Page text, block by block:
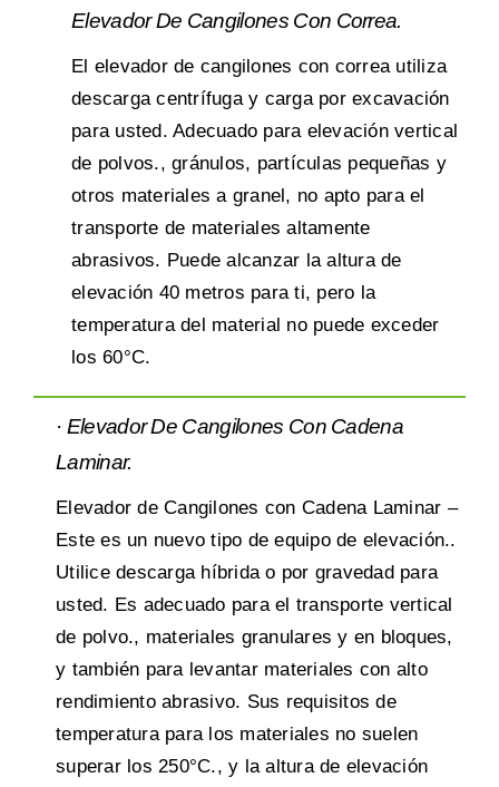
Elevador De Cangilones Con Correa.
El elevador de cangilones con correa utiliza
descarga centrífuga y carga por excavación
para usted. Adecuado para elevación vertical
de polvos., gránulos, partículas pequeñas y
otros materiales a granel, no apto para el
transporte de materiales altamente
abrasivos. Puede alcanzar la altura de
elevación 40 metros para ti, pero la
temperatura del material no puede exceder
los 60°C.
· Elevador De Cangilones Con Cadena
Laminar.
Elevador de Cangilones con Cadena Laminar –
Este es un nuevo tipo de equipo de elevación..
Utilice descarga híbrida o por gravedad para
usted. Es adecuado para el transporte vertical
de polvo., materiales granulares y en bloques,
y también para levantar materiales con alto
rendimiento abrasivo. Sus requisitos de
temperatura para los materiales no suelen
superar los 250°C., y la altura de elevación